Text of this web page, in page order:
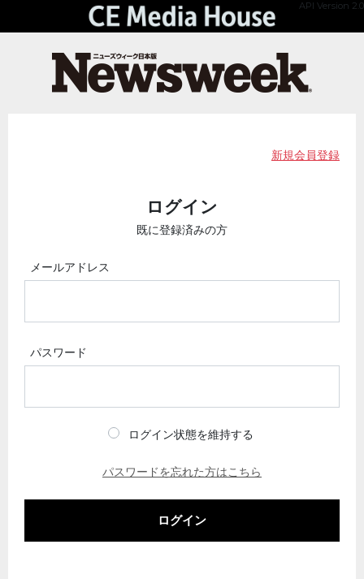
API Version 2.0
新規会員登録
ログイン
既に登録済みの方
メールアドレス
パスワード
ログイン状態を維持する
パスワードを忘れた方はこちら
ログイン